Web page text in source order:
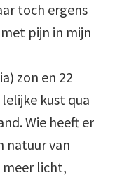
toch ergens
pijn in mijn
zon en 22
kust qua
Wie heeft er
natuur van
licht,